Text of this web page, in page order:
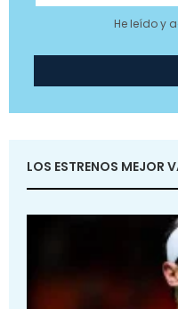
He leído y
LOS ESTRENOS MEJOR